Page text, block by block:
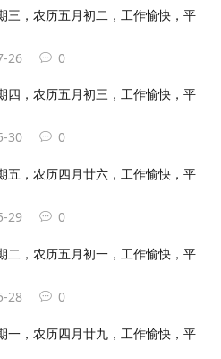
三，农历五月初二，工作愉快，平
26
0
四，农历五月初三，工作愉快，平
30
0
五，农历四月廿六，工作愉快，平
29
0
二，农历五月初一，工作愉快，平
28
0
一，农历四月廿九，工作愉快，平